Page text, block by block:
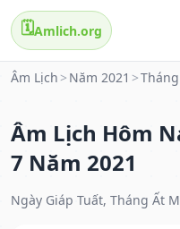
🗓️Amlich.org
Âm Lịch > Năm 2021 >
Âm Lịch Hôm
7 Năm 2021
Ngày Giáp Tuất, Tháng Ất